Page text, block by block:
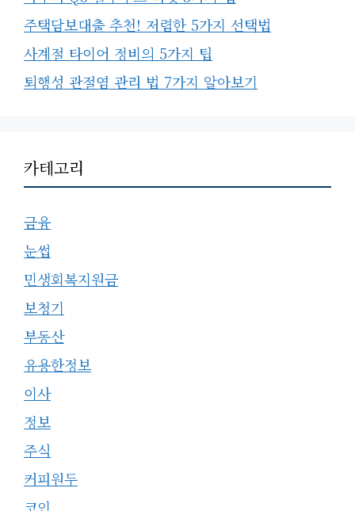
주택담보대출 추천! 저렴한 5가지 선택법
사계절 타이어 정비의 5가지 팁
퇴행성 관절염 관리 법 7가지 알아보기
카테고리
금융
눈썹
민생회복지원금
보청기
부동산
유용한정보
이사
정보
주식
커피원두